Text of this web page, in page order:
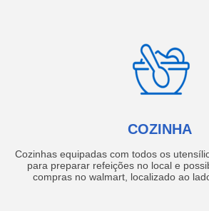
COZINHA
Cozinhas equipadas com todos os
para preparar refeições no local e
compras no walmart, localizado ao